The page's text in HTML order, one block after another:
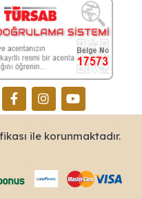
ile korunmaktadır.